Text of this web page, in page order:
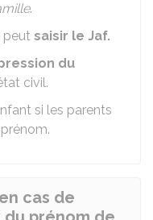
.
peut saisir le Jaf.
du
civil.
si les parents
cas de